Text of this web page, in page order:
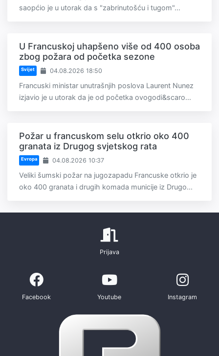
saopćio je u utorak da s "zabrinutošću i tugom"...
U Francuskoj uhapšeno više od 400 osoba
zbog požara od početka sezone
Svijet 04.08.2026 18:50
Francuski ministar unutrašnjih poslova Laurent Nunez
izjavio je u utorak da je od početka ovogodi&scaro...
Požar u francuskom selu otkrio oko 400
granata iz Drugog svjetskog rata
Evropa 04.08.2026 10:37
Veliki šumski požar na jugozapadu Francuske otkrio je
oko 400 granata i drugih komada municije iz Drugo...
Prijava
Facebook Youtube Instagram